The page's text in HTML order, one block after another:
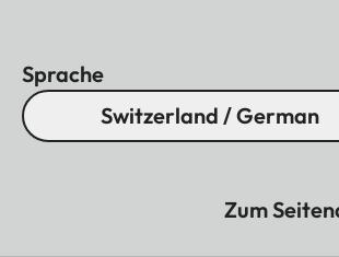
Sprache
Switzerland / German
Zum